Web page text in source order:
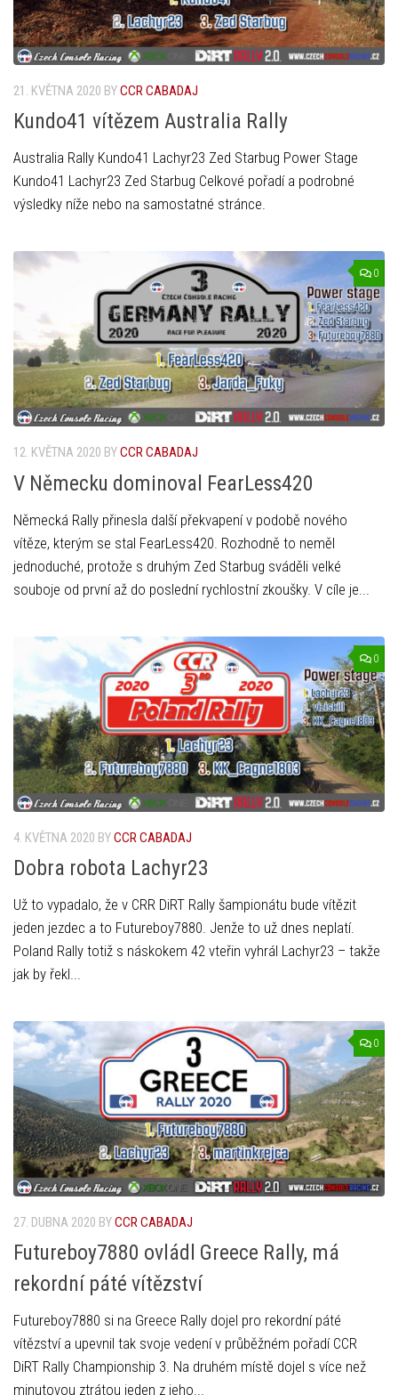
21. KVĚTNA 2020 BYCCR CABADAJ
Kundo41 vítězem Australia Rally
Australia Rally Kundo41 Lachyr23 Zed Starbug Power Stage
Kundo41 Lachyr23 Zed Starbug Celkové pořadí a podrobné
výsledky níže nebo na samostatné stránce.
0
12. KVĚTNA 2020 BYCCR CABADAJ
V Německu dominoval FearLess420
Německá Rally přinesla další překvapení v podobě nového
vítěze, kterým se stal FearLess420. Rozhodně to neměl
jednoduché, protože s druhým Zed Starbug sváděli velké
souboje od první až do poslední rychlostní zkoušky. V cíle je...
0
4. KVĚTNA 2020 BYCCR CABADAJ
Dobra robota Lachyr23
Už to vypadalo, že v CRR DiRT Rally šampionátu bude vítězit
jeden jezdec a to Futureboy7880. Jenže to už dnes neplatí.
Poland Rally totiž s náskokem 42 vteřin vyhrál Lachyr23 – takže
jak by řekl...
0
27. DUBNA 2020 BYCCR CABADAJ
Futureboy7880 ovládl Greece Rally, má
rekordní páté vítězství
Futureboy7880 si na Greece Rally dojel pro rekordní páté
vítězství a upevnil tak svoje vedení v průběžném pořadí CCR
DiRT Rally Championship 3. Na druhém místě dojel s více než
minutovou ztrátou jeden z jeho...